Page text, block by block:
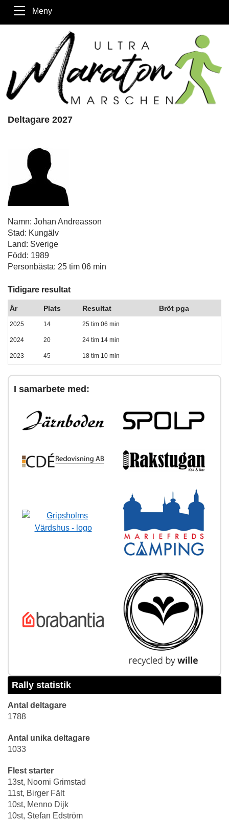
Meny
Deltagare 2027
Namn: Johan Andreasson
Stad: Kungälv
Land: Sverige
Född: 1989
Personbästa: 25 tim 06 min
Tidigare resultat
År Plats Resultat Bröt pga
2025 14 25 tim 06 min
2024 20 24 tim 14 min
2023 45 18 tim 10 min
I samarbete med:
Rally statistik
Antal deltagare
1788
Antal unika deltagare
1033
Flest starter
13st, Noomi Grimstad
11st, Birger Fält
10st, Menno Dijk
10st, Stefan Edström